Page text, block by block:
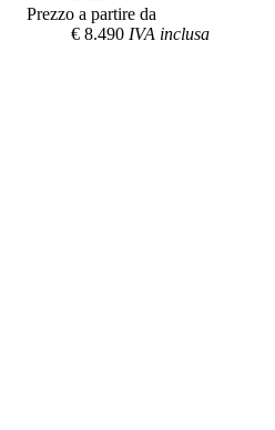
Prezzo a partire da
€ 8.490 IVA inclusa